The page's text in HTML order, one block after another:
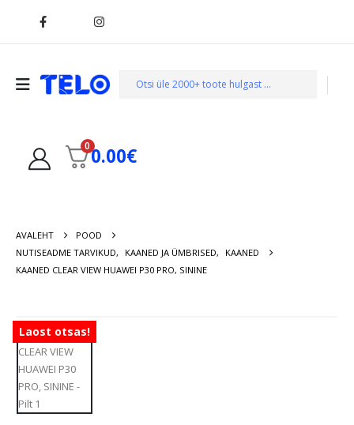
00.00€
AVALEHT
POOD
NUTISEADME TARVIKUD, KAANED JA ÜMBRISED,
KAANED
KAANED CLEAR VIEW HUAWEI P30 PRO, SININE
Laost otsas!